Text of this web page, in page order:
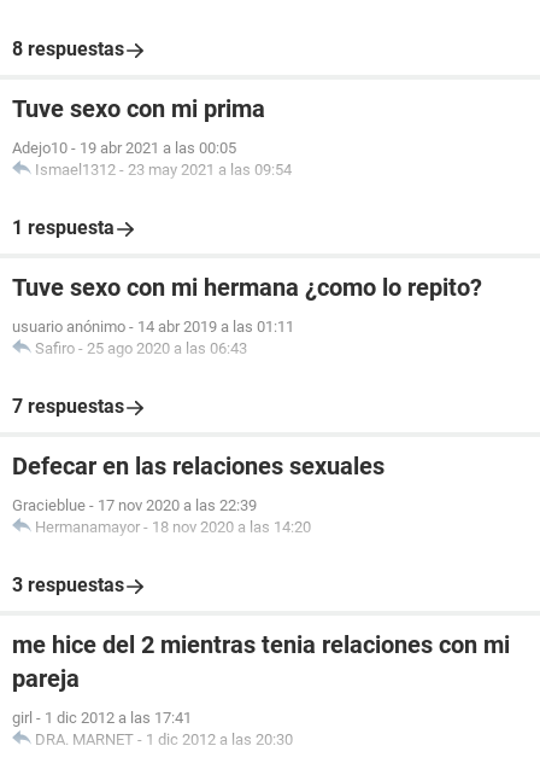
8 respuestas
Tuve sexo con mi prima
Adejo10 - 19 abr 2021 a las 00:05
Ismael1312 - 23 may 2021 a las 09:54
1 respuesta
Tuve sexo con mi hermana ¿como lo repito?
usuario anónimo - 14 abr 2019 a las 01:11
Safiro - 25 ago 2020 a las 06:43
7 respuestas
Defecar en las relaciones sexuales
Gracieblue - 17 nov 2020 a las 22:39
Hermanamayor - 18 nov 2020 a las 14:20
3 respuestas
me hice del 2 mientras tenia relaciones con mi
pareja
girl - 1 dic 2012 a las 17:41
DRA. MARNET - 1 dic 2012 a las 20:30